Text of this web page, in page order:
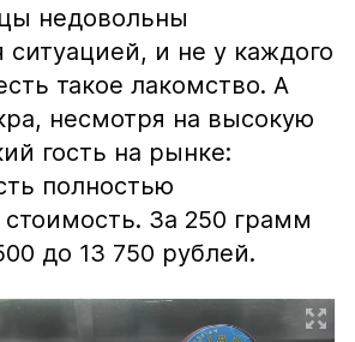
недовольны
и не у каждого
такое лакомство. А
несмотря на высокую
гость на рынке:
полностью
За 250 грамм
до 13 750 рублей.